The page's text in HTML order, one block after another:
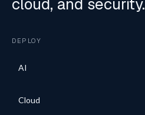
DEPLOY
AI
Cloud